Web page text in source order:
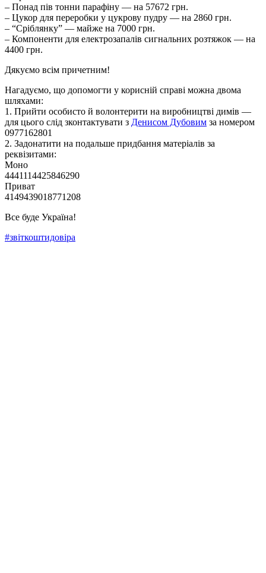
– Понад пів тонни парафіну — на 57672 грн.
– Цукор для переробки у цукрову пудру — на 2860 грн.
– “Сріблянку” — майже на 7000 грн.
– Компоненти для електрозапалів сигнальних розтяжок — на
4400 грн.
Дякуємо всім причетним!
Нагадуємо, що допомогти у корисній справі можна двома
шляхами:
1. Прийти особисто й волонтерити на виробництві димів —
для цього слід зконтактувати з Денисом Дубовим за номером
0977162801
2. Задонатити на подальше придбання матеріалів за
реквізитами:
Моно
4441114425846290
Приват
4149439018771208
Все буде Україна!
#звіткоштидовіра